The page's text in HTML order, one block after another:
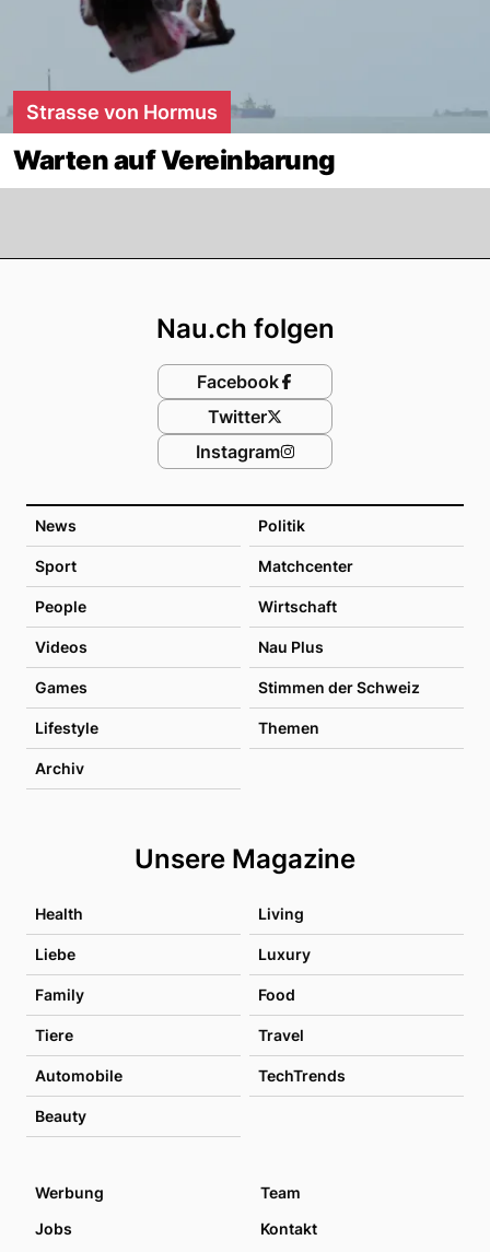
Strasse von Hormus
Warten auf Vereinbarung
News Politik
Sport Matchcenter
People Wirtschaft
Videos Nau Plus
Games Stimmen der Schweiz
Lifestyle Themen
Archiv
Unsere Magazine
Health Living
Liebe Luxury
Family Food
Tiere Travel
Automobile TechTrends
Beauty
Nau.ch folgen
Facebook
Twitter
Instagram
Werbung
Team
Jobs
Kontakt